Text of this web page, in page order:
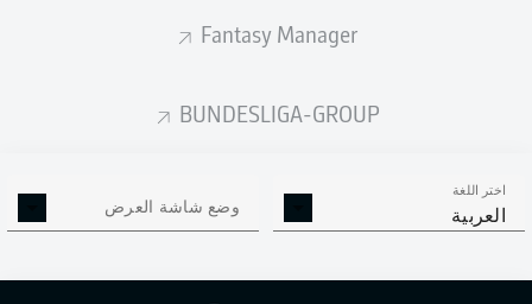
Fantasy Manager
BUNDESLIGA-GROUP
اختر اللغة
العربية وضع شاشة العرض